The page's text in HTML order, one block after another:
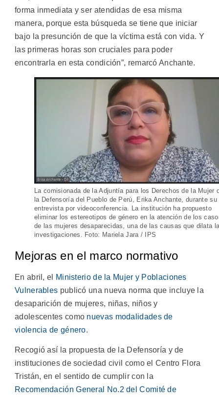
forma inmediata y ser atendidas de esa misma
manera, porque esta búsqueda se tiene que iniciar
bajo la presunción de que la víctima está con vida. Y
las primeras horas son cruciales para poder
encontrarla en esta condición”, remarcó Anchante.
La comisionada de la Adjuntía para los Derechos de la Mujer
la Defensoría del Pueblo de Perú, Erika Anchante, durante su
entrevista por videoconferencia. La institución ha propuesto
eliminar los estereotipos de género en la atención de los
de las mujeres desaparecidas, una de las causas que dilata
investigaciones. Foto: Mariela Jara / IPS
Mejoras en el marco normativo
En abril, el
Ministerio de la Mujer y Poblaciones
Vulnerables publicó una nueva norma que incluye la
desaparición de mujeres, niñas, niños y
adolescentes como nuevas modalidades de
violencia de género.
Recogió así la propuesta de la Defensoría y de
instituciones de sociedad civil como el Centro Flora
Tristán, en el sentido de cumplir con la
Recomendación General No.2 del Comité de